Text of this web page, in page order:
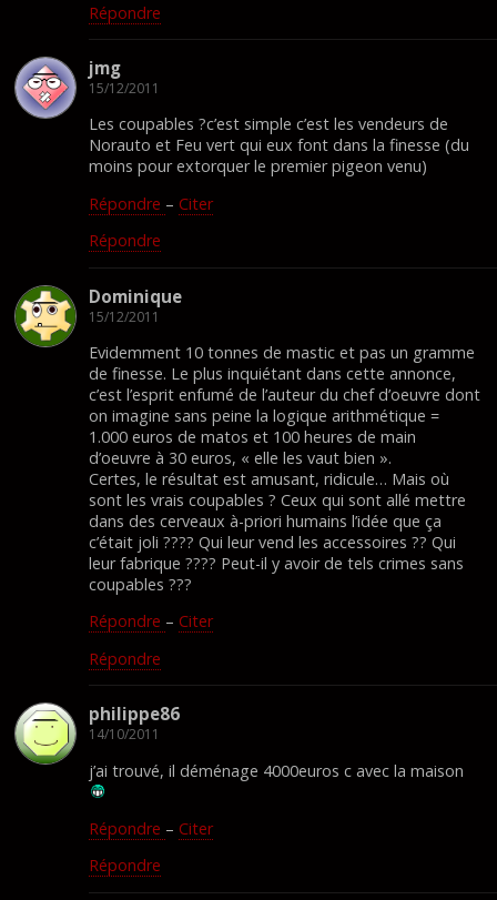
Répondre
jmg
15/12/2011
Les coupables ?c’est simple c’est les vendeurs de
Norauto et Feu vert qui eux font dans la finesse (du
moins pour extorquer le premier pigeon venu)
Répondre – Citer
Répondre
Dominique
15/12/2011
Evidemment 10 tonnes de mastic et pas un gramme
de finesse. Le plus inquiétant dans cette annonce,
c’est l’esprit enfumé de l’auteur du chef d’oeuvre dont
on imagine sans peine la logique arithmétique =
1.000 euros de matos et 100 heures de main
d’oeuvre à 30 euros, « elle les vaut bien ».
Certes, le résultat est amusant, ridicule… Mais où
sont les vrais coupables ? Ceux qui sont allé mettre
dans des cerveaux à-priori humains l’idée que ça
c’était joli ???? Qui leur vend les accessoires ?? Qui
leur fabrique ???? Peut-il y avoir de tels crimes sans
coupables ???
Répondre – Citer
Répondre
philippe86
14/10/2011
j’ai trouvé, il déménage 4000euros c avec la maison
Répondre – Citer
Répondre